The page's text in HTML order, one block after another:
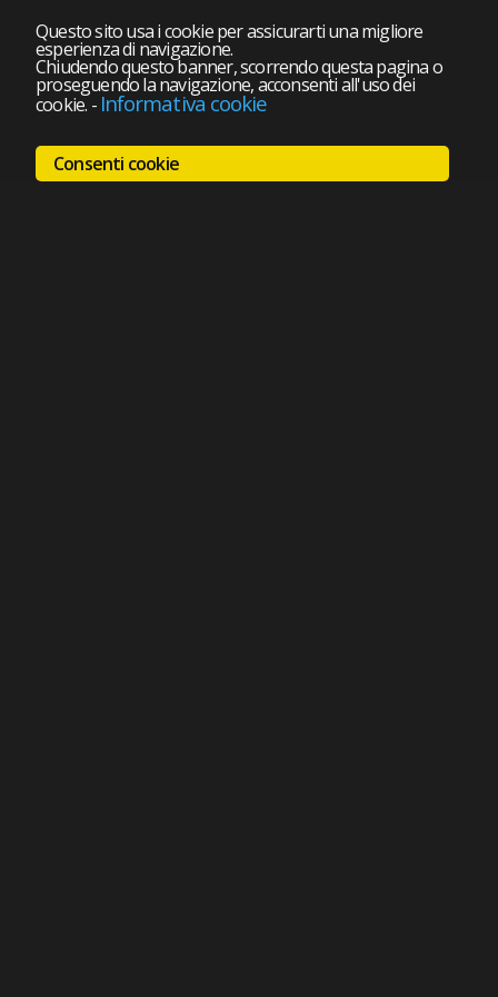
Questo sito usa i cookie per assicurarti una migliore
esperienza di navigazione.
Chiudendo questo banner, scorrendo questa pagina o
proseguendo la navigazione, acconsenti all'uso dei
cookie. - Informativa cookie
Consenti cookie